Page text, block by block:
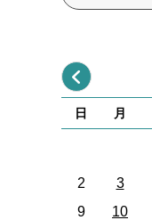
日 月
2
3
9
10